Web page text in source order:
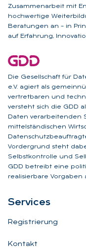
Zusammenarbeit mit
hochwertige
Beratungen an – in
auf Erfahrung,
Die Gesellschaft für
e.V. agiert als
vertretbaren und
versteht sich die GDD
Daten verarbeitenden
mittelständischen
Vordergrund steht
Selbstkontrolle und
GDD betreibt eine
realisierbare Vorgaben
Ser­vices
Registrierung
Kontakt